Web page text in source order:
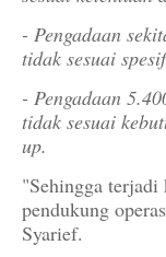
- Pengadaan
tidak sesuai
- Pengadaan
tidak sesuai
up.
"Sehingga terjadi
pendukung
Syarief.